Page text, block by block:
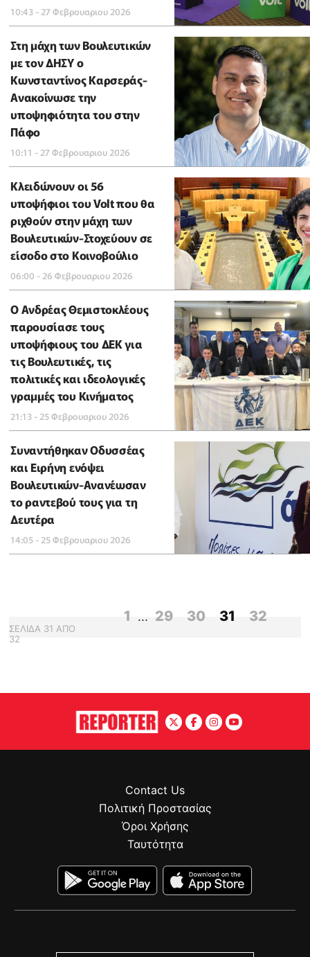
10:43 - 27 Φεβρουαριου 2026
Στη μάχη των Βουλευτικών
με τον ΔΗΣΥ ο
Κωνσταντίνος Καρσεράς-
Ανακοίνωσε την
υποψηφιότητα του στην
Πάφο
10:11 - 27 Φεβρουαριου 2026
Κλειδώνουν οι 56
υποψήφιοι του Volt που θα
ριχθούν στην μάχη των
Βουλευτικών-Στοχεύουν σε
είσοδο στο Κοινοβούλιο
06:00 - 26 Φεβρουαριου 2026
Ο Ανδρέας Θεμιστοκλέους
παρουσίασε τους
υποψήφιους του ΔΕΚ για
τις Βουλευτικές, τις
πολιτικές και ιδεολογικές
γραμμές του Κινήματος
21:13 - 25 Φεβρουαριου 2026
Συναντήθηκαν Οδυσσέας
και Ειρήνη ενόψει
Βουλευτικών-Ανανέωσαν
το ραντεβού τους για τη
Δευτέρα
14:05 - 25 Φεβρουαριου 2026
ΣΕΛΙΔΑ 31 ΑΠΟ
32
1 ... 29 30 31 32
Contact Us
Πολιτική Προστασίας
Όροι Χρήσης
Ταυτότητα